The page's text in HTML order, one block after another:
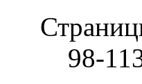
98-